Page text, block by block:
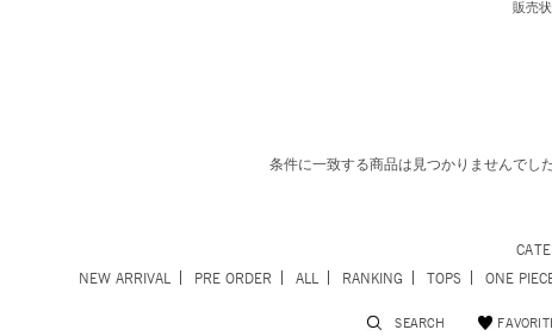
販売
条件に一致する商品は見つかりませんでし
NEW ARRIVAL
PRE ORDER ALL RANKING TOPS ONE
SEARCH